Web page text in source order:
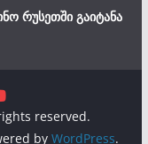
რუსეთში გაიტანა
reserved.
by WordPress.